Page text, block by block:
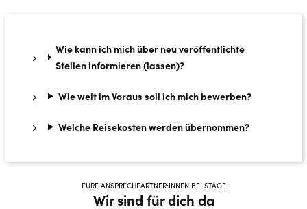
Wie kann ich mich über neu veröffentlichte
Stellen informieren (lassen)?
Wie weit im Voraus soll ich mich bewerben?
Welche Reisekosten werden übernommen?
EURE ANSPRECHPARTNER:INNEN BEI STAGE
Wir sind für dich da